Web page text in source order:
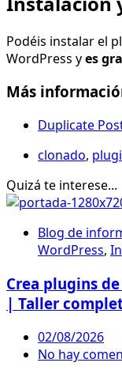
Podéis instalar el
WordPress yes
Más
Duplicate
clonado,
Quizá te interese...
Blog de
WordPress,
Crea plugins
| Taller
02/08/2026
No hay